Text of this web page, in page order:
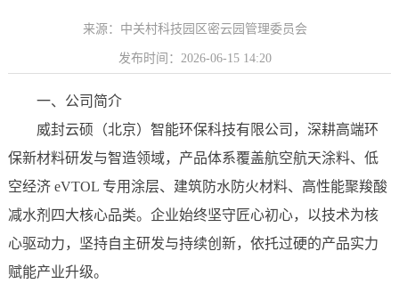
来源：中关村科技园区密云园管理委员会
发布时间：2026-06-15 14:20
一、公司简介
威封云硕（北京）智能环保科技有限公司，深耕高端环
保新材料研发与智造领域，产品体系覆盖航空航天涂料、低
空经济 eVTOL 专用涂层、建筑防水防火材料、高性能聚羧酸
减水剂四大核心品类。企业始终坚守匠心初心，以技术为核
心驱动力，坚持自主研发与持续创新，依托过硬的产品实力
赋能产业升级。